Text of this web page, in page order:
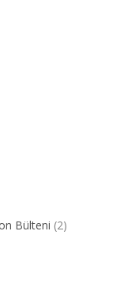
Bülteni (2)